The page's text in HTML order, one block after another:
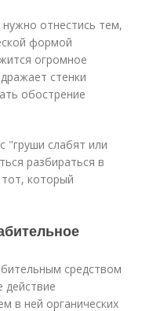
отнестись тем,
формой
огромное
стенки
обострение
"груши слабят или
разбираться в
который
средством
действие
в ней органических